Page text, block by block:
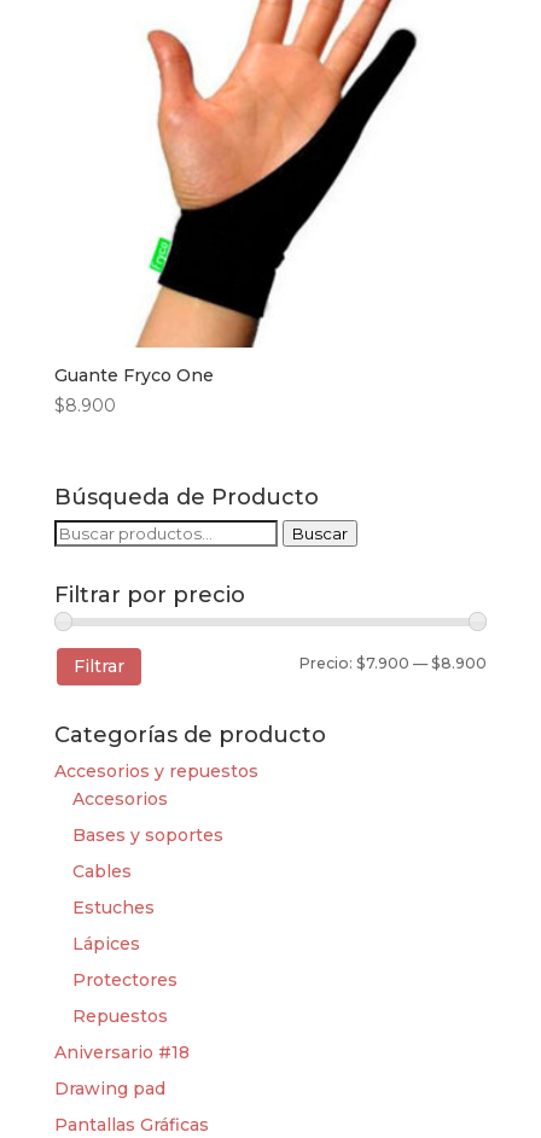
Guante Fryco One
$8.900
Búsqueda de Producto
Buscar
Buscar
Filtrar por precio
Filtrar Precio:$7.900 —$8.900
Categorías de producto
Accesorios y repuestos
Accesorios
Bases y soportes
Cables
Estuches
Lápices
Protectores
Repuestos
Aniversario #18
Drawing pad
Pantallas Gráficas